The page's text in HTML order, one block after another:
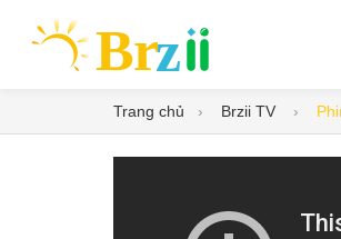
Trang chủ Brzii TV